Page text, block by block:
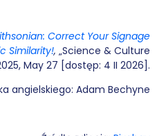
Correct Your Signage
Similarity!, „Science & Culture
May 27 [dostęp: 4 II 2026].
angielskiego: Adam Bechyne